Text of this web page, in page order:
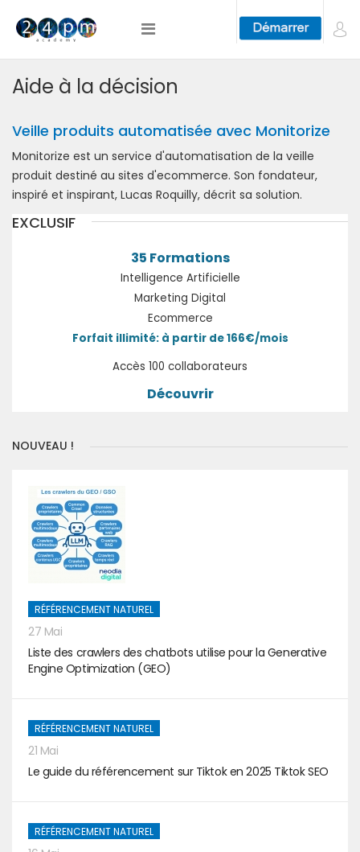
Aide à la décision
Veille produits automatisée avec Monitorize
Monitorize est un service d'automatisation de la veille
produit destiné au sites d'ecommerce. Son fondateur,
inspiré et inspirant, Lucas Roquilly, décrit sa solution.
EXCLUSIF
35 Formations
Intelligence Artificielle
Marketing Digital
Ecommerce
Forfait illimité: à partir de 166€/mois
Accès 100 collaborateurs
Découvrir
NOUVEAU !
RÉFÉRENCEMENT NATUREL
27 Mai
Liste des crawlers des chatbots utilise pour la Generative
Engine Optimization (GEO)
RÉFÉRENCEMENT NATUREL
21 Mai
Le guide du référencement sur Tiktok en 2025 Tiktok SEO
RÉFÉRENCEMENT NATUREL